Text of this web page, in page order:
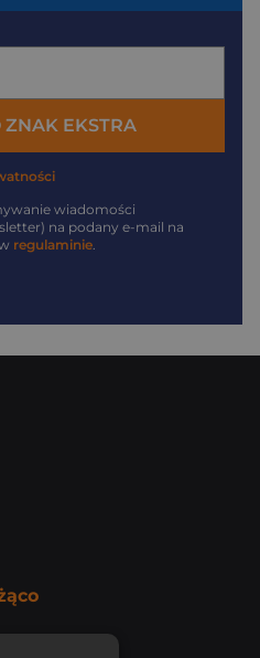
ZNAK EKSTRA
wiadomości
na podany e-mail na
regulaminie.